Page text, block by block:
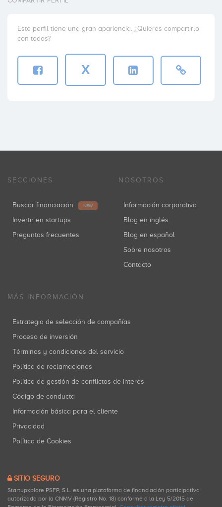
Este perfil tiene una gran apariencia. ¿Quieres compartirlo
con todos?
X
SECCIONES
Buscar financiación NEW
Invertir en startups
Preguntas frecuentes
NOSOTROS
Información corporativa
Blog en inglés
Blog en español
Sobre nosotros
Contacto
MÁS INFORMACIÓN
Estrategia de selección de compañías
Proceso de inversión
Términos y condiciones del servicio
Política de reclamaciones
Política de gestión de conflictos de interés
Código de conducta
Información básica para el cliente
Privacidad
Política de Cookies
SITIO SEGURO
Startupxplore PSFP, S.L. es una plataforma de financiación participativa
autorizada por la CNMV (Registro No. 18) conforme a la Ley 5/2015 de